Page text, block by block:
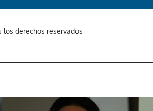
derechos reservados